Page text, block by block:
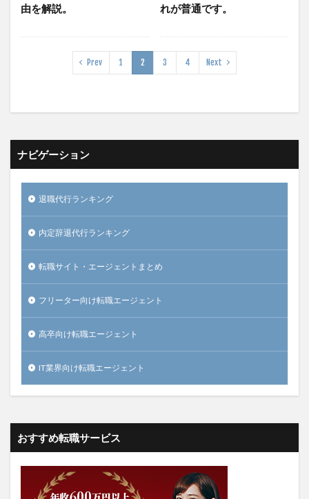
由を解説。
れが普通です。
Prev 1 2 3 4 Next
ナビゲーション
退職代行ランキング
内定辞退代行ランキング
転職サイト・エージェントまとめ
フリーター向け転職エージェント
高卒向け転職エージェント
IT業界向け転職エージェント
おすすめ転職サービス